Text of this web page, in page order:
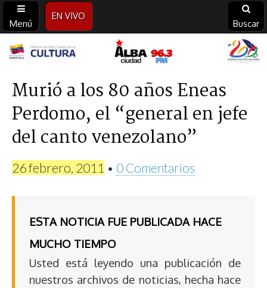
Menú
EN VIVO
Buscar
Alba
Ciudad
96.3
FM
Murió a los 80 años Eneas
Perdomo, el “general en jefe
del canto venezolano”
26 febrero, 2011 • 0 Comentarios
ESTA NOTICIA FUE PUBLICADA HACE
MUCHO TIEMPO
Usted está leyendo una publicación de
nuestros archivos de noticias, hecha hace